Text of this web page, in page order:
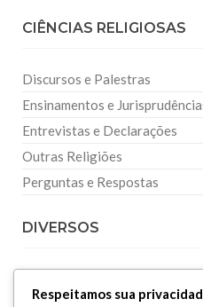
CIÊNCIAS RELIGIOSAS
Discursos e Palestras
Ensinamentos e
Entrevistas e Declarações
Outras Religiões
Perguntas e Respostas
DIVERSOS
Respeitamos sua